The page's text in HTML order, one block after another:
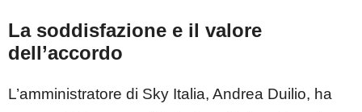
La soddisfazione e il valore
dell’accordo
L’amministratore di Sky Italia, Andrea Duilio, ha